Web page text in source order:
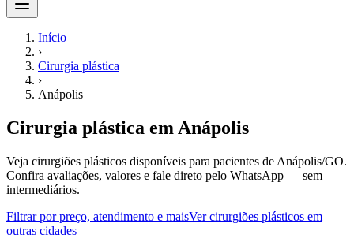
Início
›
Cirurgia plástica
›
Anápolis
Cirurgia plástica em Anápolis
Veja cirurgiões plásticos disponíveis para pacientes de Anápolis/GO.
Confira avaliações, valores e fale direto pelo WhatsApp — sem
intermediários.
Filtrar por preço, atendimento e maisVercirurgiões plásticos em
outras cidades